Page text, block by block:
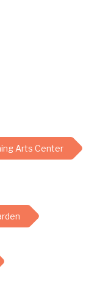
Arts Center